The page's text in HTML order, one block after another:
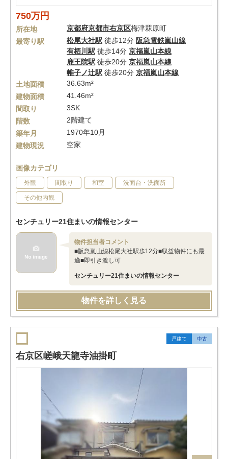
750万円
所在地 京都府京都市右京区梅津罧原町
最寄り駅
松尾大社駅 徒歩12分 阪急電鉄嵐山線
有栖川駅 徒歩14分 京福嵐山本線
鹿王院駅 徒歩20分 京福嵐山本線
帷子ノ辻駅 徒歩20分 京福嵐山本線
土地面積
36.63m²
建物面積
41.46m²
間取り
3SK
階数
2階建て
築年月
1970年10月
建物現況
空家
画像カテゴリ
外観 間取り 和室 洗面台・洗面所
その他内観
センチュリー21住まいの情報センター
物件担当者コメント
■阪急嵐山線松尾大社駅歩12分■収益物件にも最
適■即引き渡し可
センチュリー21住まいの情報センター
物件を詳しく見る
戸建て 中古
右京区嵯峨天龍寺油掛町